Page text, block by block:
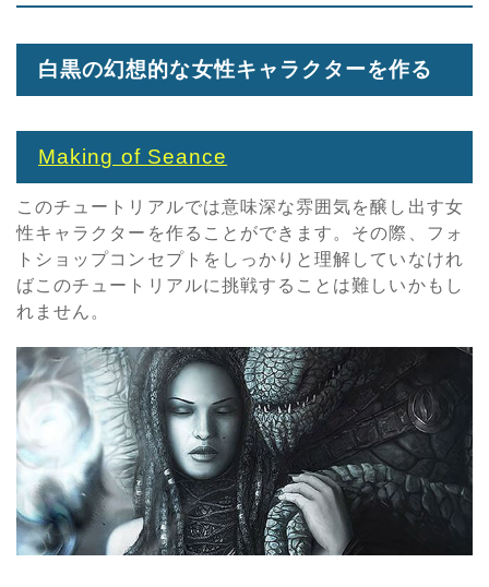
白黒の幻想的な女性キャラクターを作る
Making of Seance
このチュートリアルでは意味深な雰囲気を醸し出す女
性キャラクターを作ることができます。その際、フォ
トショップコンセプトをしっかりと理解していなけれ
ばこのチュートリアルに挑戦することは難しいかもし
れません。